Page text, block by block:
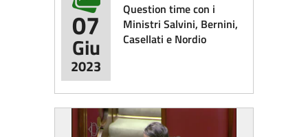
Question time con i
Ministri Salvini, Bernini,
Casellati e Nordio
07
Giu
2023